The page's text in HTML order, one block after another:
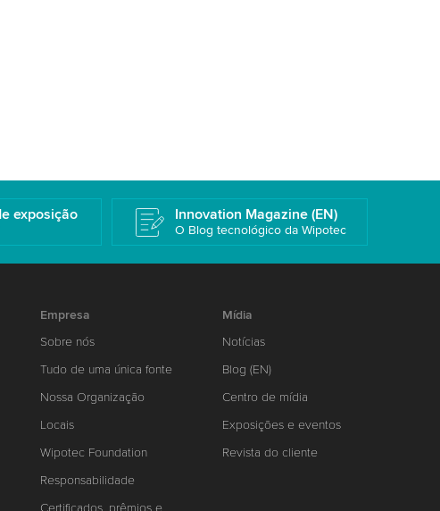
exposição Innovation Magazine (EN)
O Blog tecnológico da Wipotec
Empresa
Sobre nós
Tudo de uma única fonte
Nossa Organização
Locais
Wipotec Foundation
Responsabilidade
Mídia
Notícias
Blog (EN)
Centro de mídia
Exposições e eventos
Revista do cliente